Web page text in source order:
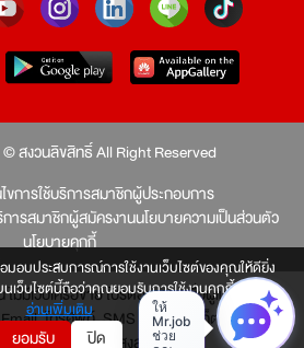
อบประสบการณ์การใช้งานเว็บไซต์ของคุณให้ดียิ่ง
เว็บไซต์นี้ถือว่าคุณยอมรับการใช้งานคุกกี้
อ่านเพิ่มเติม
ยอมรับ ปิด
สงวนลิขสิทธิ์ All Right Reserved
ขการใช้บริการสมาชิกผู้ประกอบการ
การสมาชิกผู้สมัครงานนโยบายความเป็นส่วนตัว
นโยบายคุกกี้
ม่มีเว็บเครือข่าย โปรดอย่าหลงเชื่อผู้แอบอ้าง และ
โทรศัพท์, SMS หรือทางใดก็ตาม จะถูก
กฎหมายบัญญัติไว้สูงสุด